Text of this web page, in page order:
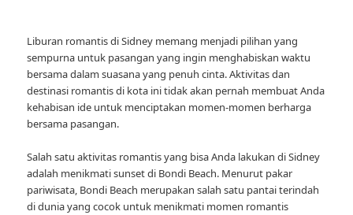
Liburan romantis di Sidney memang menjadi pilihan yang
sempurna untuk pasangan yang ingin menghabiskan waktu
bersama dalam suasana yang penuh cinta. Aktivitas dan
destinasi romantis di kota ini tidak akan pernah membuat Anda
kehabisan ide untuk menciptakan momen-momen berharga
bersama pasangan.
Salah satu aktivitas romantis yang bisa Anda lakukan di Sidney
adalah menikmati sunset di Bondi Beach. Menurut pakar
pariwisata, Bondi Beach merupakan salah satu pantai terindah
di dunia yang cocok untuk menikmati momen romantis